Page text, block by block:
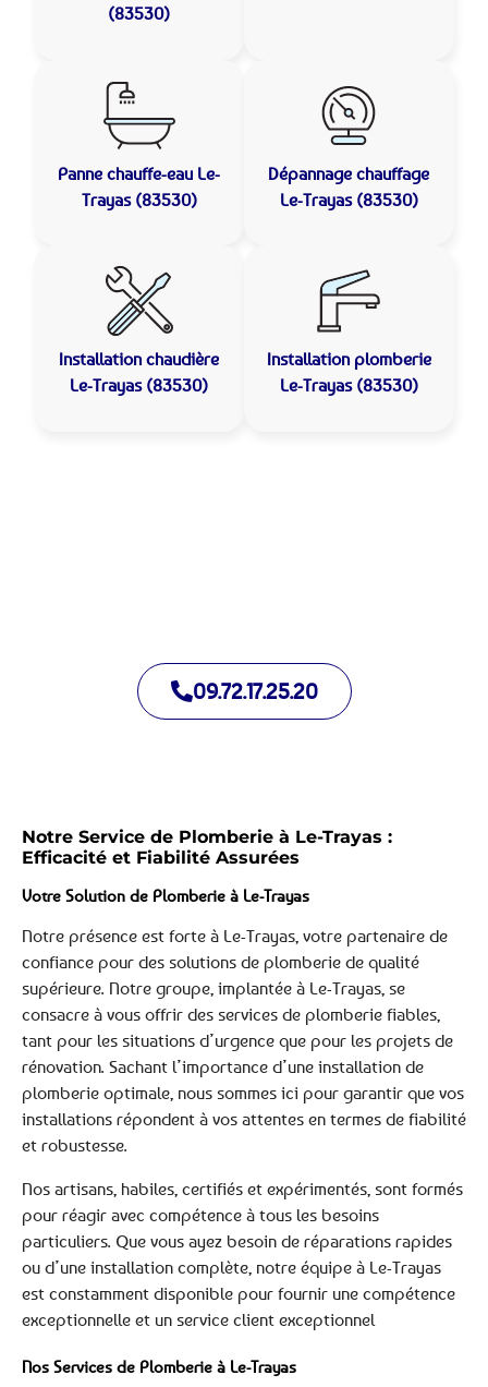
(83530)
Panne chauffe-eau Le-
Trayas (83530)
Dépannage chauffage
Le-Trayas (83530)
Installation chaudière
Le-Trayas (83530)
Installation plomberie
Le-Trayas (83530)
09.72.17.25.20
Notre Service de Plomberie à Le-Trayas :
Efficacité et Fiabilité Assurées
Votre Solution de Plomberie à Le-Trayas
Notre présence est forte à Le-Trayas, votre partenaire de
confiance pour des solutions de plomberie de qualité
supérieure. Notre groupe, implantée à Le-Trayas, se
consacre à vous offrir des services de plomberie fiables,
tant pour les situations d’urgence que pour les projets de
rénovation. Sachant l’importance d’une installation de
plomberie optimale, nous sommes ici pour garantir que vos
installations répondent à vos attentes en termes de fiabilité
et robustesse.
Nos artisans, habiles, certifiés et expérimentés, sont formés
pour réagir avec compétence à tous les besoins
particuliers. Que vous ayez besoin de réparations rapides
ou d’une installation complète, notre équipe à Le-Trayas
est constamment disponible pour fournir une compétence
exceptionnelle et un service client exceptionnel
Nos Services de Plomberie à Le-Trayas